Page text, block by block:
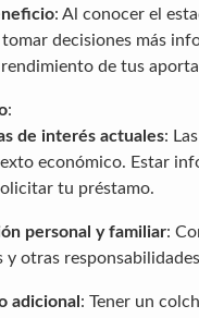
: Al conocer el
decisiones más
de tus
:
de interés actuales:
económico. Estar
tu préstamo.
personal y familiar:
y otras
adicional : Tener un